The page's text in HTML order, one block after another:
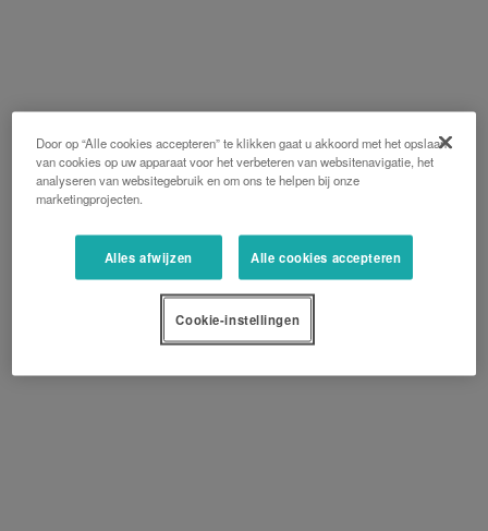
Door op “Alle cookies accepteren” te klikken gaat u akkoord met het opslaan
van cookies op uw apparaat voor het verbeteren van websitenavigatie, het
analyseren van websitegebruik en om ons te helpen bij onze
marketingprojecten.
Alles afwijzen Alle cookies accepteren
Cookie-instellingen